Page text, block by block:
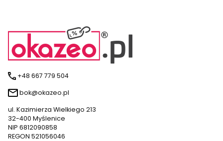
+48 667 779 504
bok@okazeo.pl
ul. Kazimierza Wielkiego 213
32-400 Myślenice
NIP 6812090858
REGON 521056046